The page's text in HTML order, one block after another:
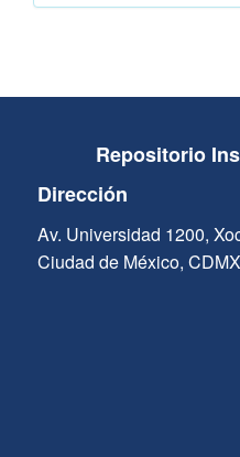
Repositorio
Dirección
Av. Universidad 1200,
Ciudad de México,